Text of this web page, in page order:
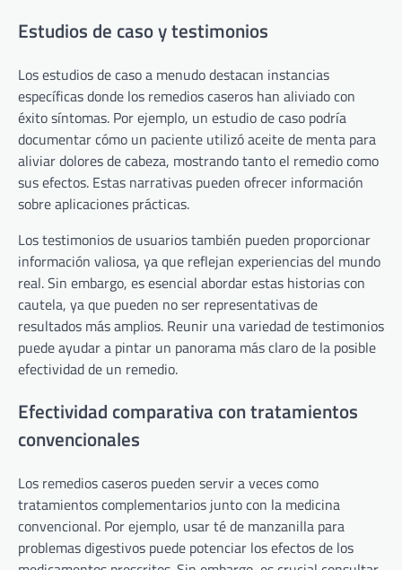
Estudios de caso y testimonios
Los estudios de caso a menudo destacan instancias
específicas donde los remedios caseros han aliviado con
éxito síntomas. Por ejemplo, un estudio de caso podría
documentar cómo un paciente utilizó aceite de menta para
aliviar dolores de cabeza, mostrando tanto el remedio como
sus efectos. Estas narrativas pueden ofrecer información
sobre aplicaciones prácticas.
Los testimonios de usuarios también pueden proporcionar
información valiosa, ya que reflejan experiencias del mundo
real. Sin embargo, es esencial abordar estas historias con
cautela, ya que pueden no ser representativas de
resultados más amplios. Reunir una variedad de testimonios
puede ayudar a pintar un panorama más claro de la posible
efectividad de un remedio.
Efectividad comparativa con tratamientos
convencionales
Los remedios caseros pueden servir a veces como
tratamientos complementarios junto con la medicina
convencional. Por ejemplo, usar té de manzanilla para
problemas digestivos puede potenciar los efectos de los